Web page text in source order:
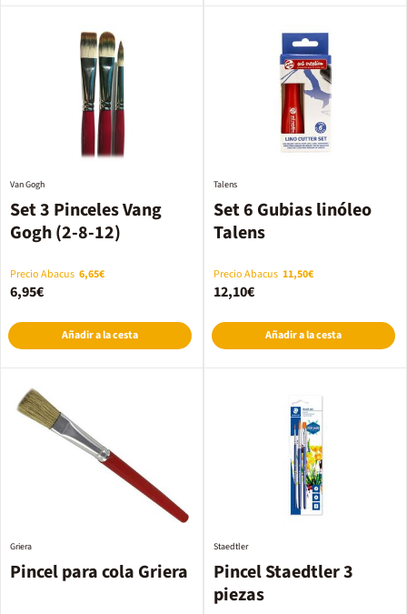
Set 3 Pinceles Vang
Gogh (2-8-12)
Van Gogh
Precio Abacus 6,65€
6,95€
Añadir a la cesta
Set 6 Gubias linóleo
Talens
Talens
Precio Abacus 11,50€
12,10€
Añadir a la cesta
Pincel para cola Griera
Griera
Pincel Staedtler 3
piezas
Staedtler